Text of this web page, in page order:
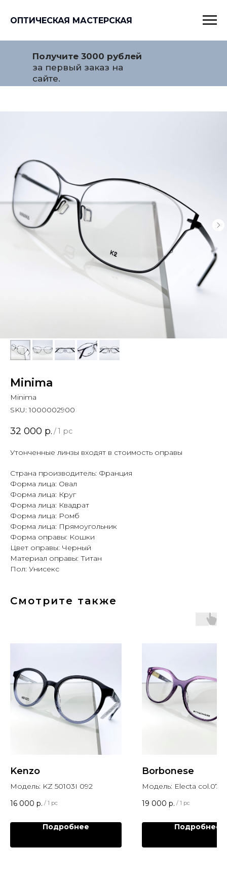
ОПТИЧЕСКАЯ МАСТЕРСКАЯ
Получите 3000 рублей
за первый заказ на
сайте.
Minima
Minima
SKU:1000002900
32 000 р. /1 pc
Утонченные линзы входят в стоимость оправы
Страна производитель: Франция
Форма лица: Овал
Форма лица: Круг
Форма лица: Квадрат
Форма лица: Ромб
Форма лица: Прямоугольник
Форма оправы: Кошки
Цвет оправы: Черный
Материал оправы: Титан
Пол: Унисекс
Смотрите также
Kenzo
Модель: KZ 50103I 092
16 000 р. / 1 pc
Подробнее
Borbonese
Модель: Electa col.07
19 000 р. / 1 pc
Подробнее